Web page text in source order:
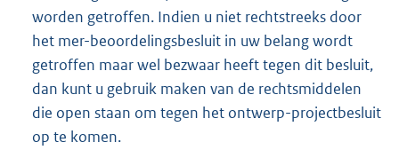
worden getroffen. Indien u niet rechtstreeks door
het mer-beoordelingsbesluit in uw belang wordt
getroffen maar wel bezwaar heeft tegen dit besluit,
dan kunt u gebruik maken van de rechtsmiddelen
die open staan om tegen het ontwerp-projectbesluit
op te komen.